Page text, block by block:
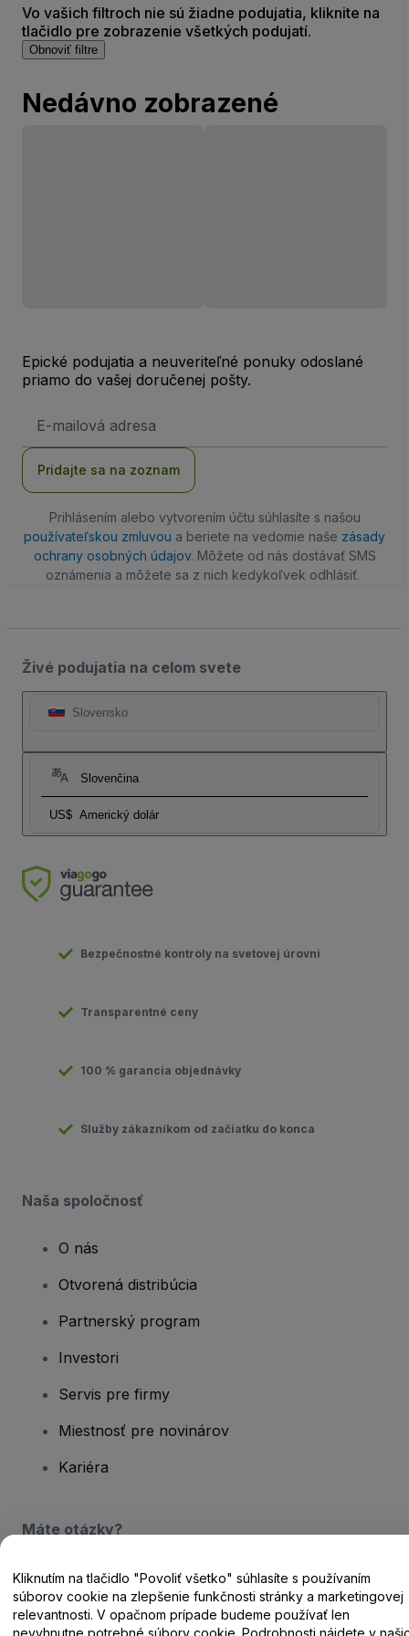
Vo vašich filtroch nie sú žiadne podujatia, kliknite na
tlačidlo pre zobrazenie všetkých podujatí.
Obnoviť filtre
Nedávno zobrazené
Epické podujatia a neuveriteľné ponuky odoslané
priamo do vašej doručenej pošty.
mailová
Pridajte sa na zoznam
Prihlásením alebo vytvorením účtu súhlasíte s našou
používateľskou zmluvou a beriete na vedomie naše zásady
ochrany osobných údajov. Môžete od nás dostávať SMS
oznámenia a môžete sa z nich kedykoľvek odhlásiť.
Živé podujatia na celom svete
Slovensko
Slovenčina
US$ Americký dolár
Bezpečnostné kontroly na svetovej úrovni
Transparentné ceny
100 % garancia objednávky
Služby zákazníkom od začiatku do konca
Naša spoločnosť
O nás
Otvorená distribúcia
Partnerský program
Investori
Servis pre firmy
Miestnosť pre novinárov
Kariéra
Máte otázky?
Centrum pomoci / Kontaktujte nás
Kliknutím na tlačidlo "Povoliť všetko" súhlasíte s používaním
súborov cookie na zlepšenie funkčnosti stránky a marketingovej
relevantnosti. V opačnom prípade budeme používať len
nevyhnutne potrebné súbory cookie. Podrobnosti nájdete v